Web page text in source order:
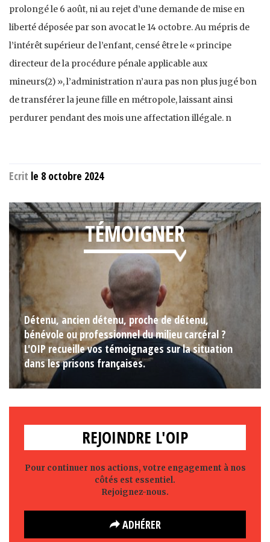
prolongé le 6 août, ni au rejet d’une demande de mise en
liberté déposée par son avocat le 14 octobre. Au mépris de
l’intérêt supérieur de l’enfant, censé être le « principe
directeur de la procédure pénale applicable aux
mineurs(2) », l’administration n’aura pas non plus jugé bon
de transférer la jeune fille en métropole, laissant ainsi
perdurer pendant des mois une affectation illégale. n
Ecrit le 8 octobre 2024
TÉMOIGNER
Détenu, ancien détenu, proche de détenu,
bénévole ou professionnel du milieu carcéral ?
L'OIP recueille vos témoignages sur la situation
dans les prisons françaises.
REJOINDRE L'OIP
Pour continuer nos actions, votre engagement à nos
côtés est essentiel.
Rejoignez-nous.
ADHÉRER